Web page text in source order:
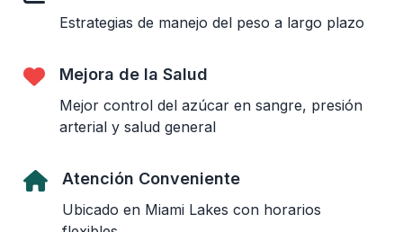
Estrategias de manejo del peso a largo plazo
Mejora de la Salud
Mejor control del azúcar en sangre, presión
arterial y salud general
Atención Conveniente
Ubicado en Miami Lakes con horarios